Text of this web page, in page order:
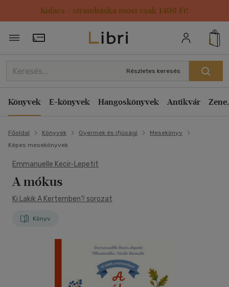
Kulacs / strandtáska most csak 1499 Ft!
Törzsvásárlói Kártya adatai
Részletes keresés
Könyvek E-könyvek Hangoskönyvek Antikvár
Főoldal Könyvek Gyermek és ifjúsági
Mesekönyv
Képes mesekönyvek
Emmanuelle Kecir-Lepetit
A mókus
Ki Lakik A Kertemben? sorozat
Könyv